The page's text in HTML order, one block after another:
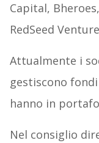
Capital,
RedSeed
Attualmente i
gestiscono
hanno in
Nel consiglio